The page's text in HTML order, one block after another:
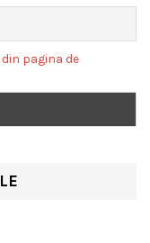
pagina de